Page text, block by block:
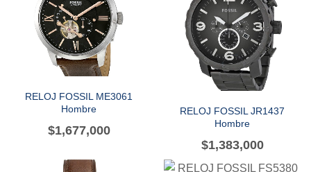
RELOJ FOSSIL ME3061
Hombre
$1,677,000
RELOJ FOSSIL JR1437
Hombre
$1,383,000